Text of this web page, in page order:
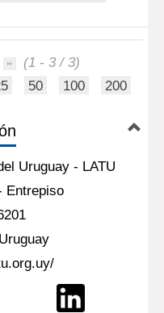
(1 - 3 / 3)
50 100 200
Uruguay - LATU
Entrepiso